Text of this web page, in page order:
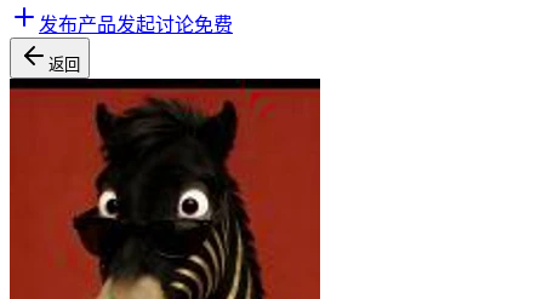
发布产品发起讨论免费
返回